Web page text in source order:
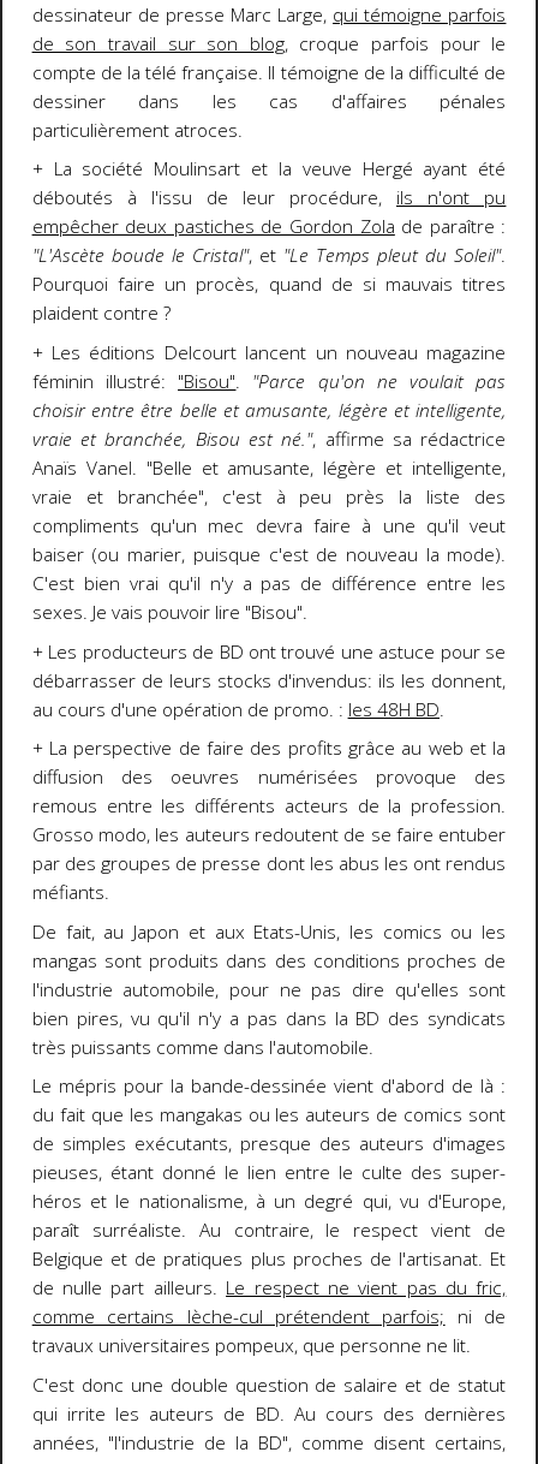
dessinateur de presse Marc Large, qui témoigne parfois
de son travail sur son blog, croque parfois pour le
compte de la télé française. Il témoigne de la difficulté de
dessiner dans les cas d'affaires pénales
particulièrement atroces.
+ La société Moulinsart et la veuve Hergé ayant été
déboutés à l'issu de leur procédure, ils n'ont pu
empêcher deux pastiches de Gordon Zola de paraître :
"L'Ascète boude le Cristal", et "Le Temps pleut du Soleil".
Pourquoi faire un procès, quand de si mauvais titres
plaident contre ?
+ Les éditions Delcourt lancent un nouveau magazine
féminin illustré: "Bisou". "Parce qu'on ne voulait pas
choisir entre être belle et amusante, légère et intelligente,
vraie et branchée, Bisou est né.", affirme sa rédactrice
Anaïs Vanel. "Belle et amusante, légère et intelligente,
vraie et branchée", c'est à peu près la liste des
compliments qu'un mec devra faire à une qu'il veut
baiser (ou marier, puisque c'est de nouveau la mode).
C'est bien vrai qu'il n'y a pas de différence entre les
sexes. Je vais pouvoir lire "Bisou".
+ Les producteurs de BD ont trouvé une astuce pour se
débarrasser de leurs stocks d'invendus: ils les donnent,
au cours d'une opération de promo. : les 48H BD.
+ La perspective de faire des profits grâce au web et la
diffusion des oeuvres numérisées provoque des
remous entre les différents acteurs de la profession.
Grosso modo, les auteurs redoutent de se faire entuber
par des groupes de presse dont les abus les ont rendus
méfiants.
De fait, au Japon et aux Etats-Unis, les comics ou les
mangas sont produits dans des conditions proches de
l'industrie automobile, pour ne pas dire qu'elles sont
bien pires, vu qu'il n'y a pas dans la BD des syndicats
très puissants comme dans l'automobile.
Le mépris pour la bande-dessinée vient d'abord de là :
du fait que les mangakas ou les auteurs de comics sont
de simples exécutants, presque des auteurs d'images
pieuses, étant donné le lien entre le culte des super-
héros et le nationalisme, à un degré qui, vu d'Europe,
paraît surréaliste. Au contraire, le respect vient de
Belgique et de pratiques plus proches de l'artisanat. Et
de nulle part ailleurs. Le respect ne vient pas du fric,
comme certains lèche-cul prétendent parfois; ni de
travaux universitaires pompeux, que personne ne lit.
C'est donc une double question de salaire et de statut
qui irrite les auteurs de BD. Au cours des dernières
années, "l'industrie de la BD", comme disent certains,